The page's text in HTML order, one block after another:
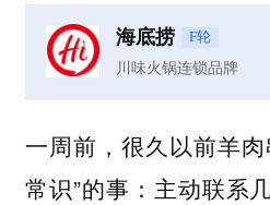
海底捞 F轮
川味火锅连锁品牌
一周前，很久以前羊
常识”的事： 主动联系